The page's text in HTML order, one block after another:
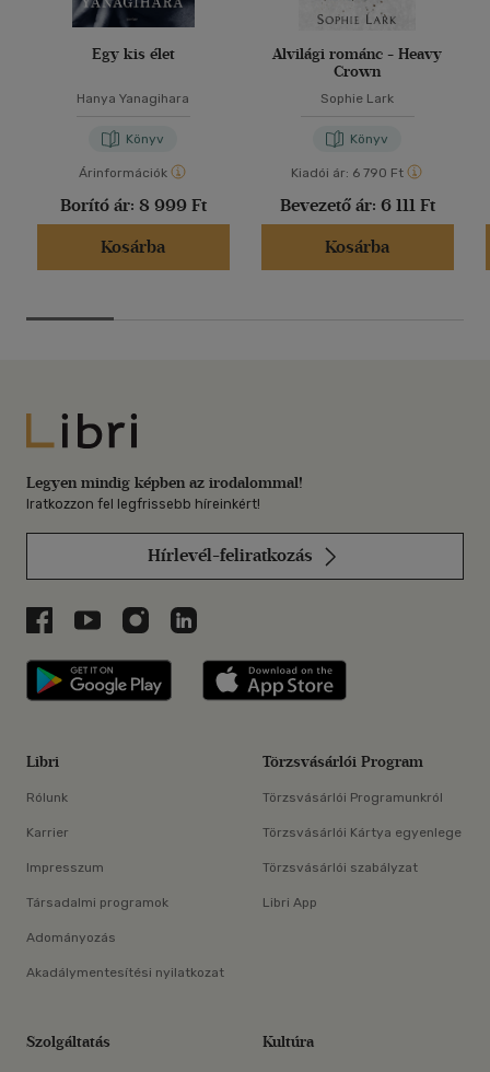
Egy kis élet
Hanya Yanagihara
Könyv
Árinformációk
Borító ár: 8 999 Ft
Kosárba
Alvilági románc - Heavy
Crown
Sophie Lark
Könyv
Kiadói ár: 6 790 Ft
Bevezető ár: 6 111 Ft
Kosárba
Libri
Legyen mindig képben az irodalommal!
Iratkozzon fel legfrissebb híreinkért!
Hírlevél-feliratkozás
Libri a Facebookon
Libri a Youtube-on
Libri az Instagramon
Libri a LinkedInen
Libri applikáció Szerezd meg: Google
Libri
Rólunk
Karrier
Impresszum
Társadalmi programok
Adományozás
Akadálymentesítési nyilatkozat
Törzsvásárlói Program
Törzsvásárlói Programunkról
Törzsvásárlói Kártya egyenlege
Törzsvásárlói szabályzat
Libri App
Szolgáltatás Kultúra